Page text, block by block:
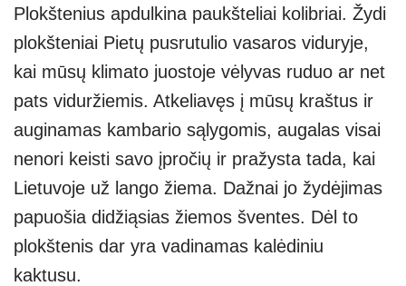
Plokštenius apdulkina paukšteliai kolibriai. Žydi
plokšteniai Pietų pusrutulio vasaros viduryje,
kai mūsų klimato juostoje vėlyvas ruduo ar net
pats viduržiemis. Atkeliavęs į mūsų kraštus ir
auginamas kambario sąlygomis, augalas visai
nenori keisti savo įpročių ir pražysta tada, kai
Lietuvoje už lango žiema. Dažnai jo žydėjimas
papuošia didžiąsias žiemos šventes. Dėl to
plokštenis dar yra vadinamas kalėdiniu
kaktusu.